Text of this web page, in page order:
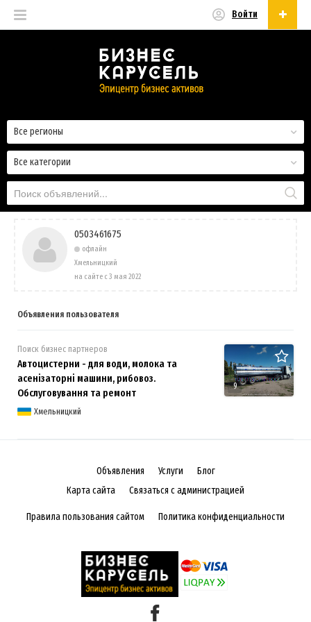
Войти
Все категории
Все регионы
0503461675
офлайн
Хмельницкий
на сайте с 3 мая 2022
Объявления пользователя
9
Поиск бизнес партнеров
Автоцистерни - для води, молока та
асенізаторні машини, рибовоз.
Обслуговування та ремонт
Хмельницкий
Объявления Услуги
Блог
Карта сайта
Связаться с администрацией
Правила пользования сайтом Политика конфиденциальности